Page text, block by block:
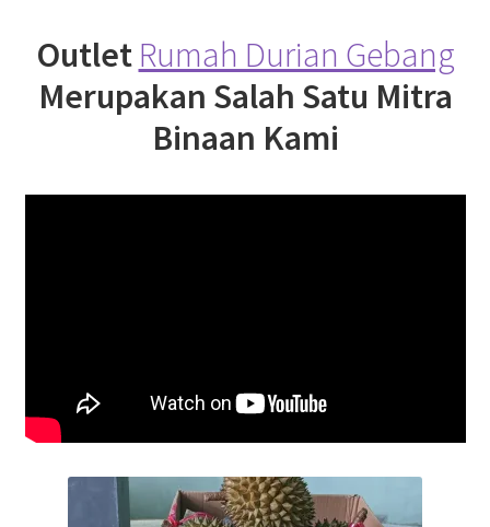
Outlet Rumah Durian Gebang
Merupakan Salah Satu Mitra
Binaan Kami